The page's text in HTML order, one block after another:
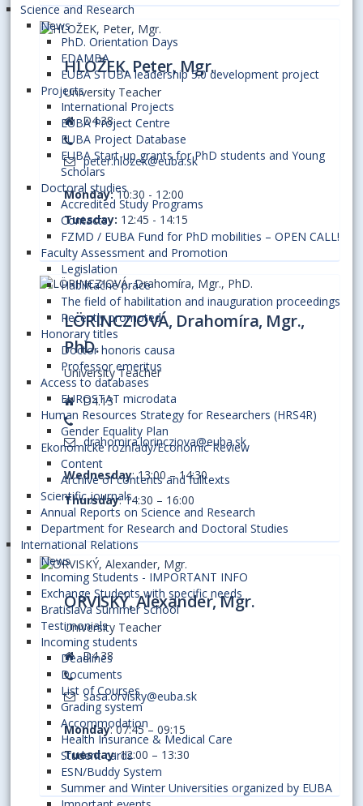
Science and Research
News
PhD. Orientation Days
EDAMBA
EUBA STUBA leadership 5.0 development project
Projects
International Projects
EUBA Project Centre
EUBA Project Database
EUBA Start-up grants for PhD students and Young
Scholars
Doctoral studies
Accredited Study Programs
Contacts
FZMD / EUBA Fund for PhD mobilities – OPEN CALL!
Faculty Assessment and Promotion
Legislation
Habilitačné práce
The field of habilitation and inauguration proceedings
Recently promoted
Honorary titles
Doctor honoris causa
Professor emeritus
Access to databases
EUROSTAT microdata
Human Resources Strategy for Researchers (HRS4R)
Gender Equality Plan
Ekonomické rozhľady/Economic Review
Content
Archive of contents and fulltexts
Scientific journals
Annual Reports on Science and Research
Department for Research and Doctoral Studies
International Relations
News
Incoming Students - IMPORTANT INFO
Exchange Students with specific needs
Bratislava Summer School
Testimonials
Incoming students
Deadlines
Documents
List of Courses
Grading system
Accommodation
Health Insurance & Medical Care
Student cards
ESN/Buddy System
Summer and Winter Universities organized by EUBA
HLOŽEK, Peter, Mgr.
University Teacher
D4.38
peter.hlozek@euba.sk
Monday:10:30 - 12:00
Tuesday: 12:45 - 14:15
LÖRINCZIOVÁ, Drahomíra, Mgr.,
PhD.
University Teacher
D4.13
drahomira.lorincziova@euba.sk
Wednesday: 13:00 – 14:30
Thursday: 14:30 – 16:00
ORVISKÝ, Alexander, Mgr.
University Teacher
D4.38
sasa.orvisky@euba.sk
Monday: 07:45 – 09:15
Tuesday: 12:00 – 13:30